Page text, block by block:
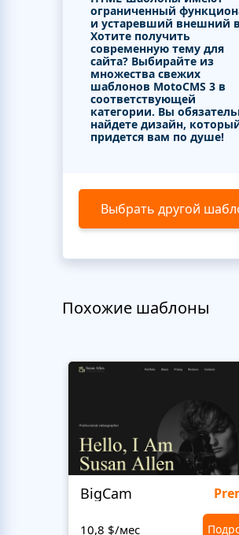
ограниченный
и устаревший внешний
Хотите получить
современную тему для
сайта? Выбирайте из
множества свежих
шаблонов MotoCMS 3 в
соответствующей
категории. Вы
найдете дизайн,
придется вам по душе!
Выбрать другой
Похожие шаблоны
BigCam
10,8 $/мес